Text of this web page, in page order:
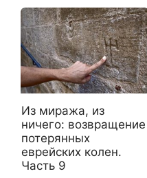
Из миража, из
ничего: возвращение
потерянных
еврейских колен.
Часть 9